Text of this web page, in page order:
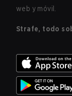
web y móvil.
Strafe, todo